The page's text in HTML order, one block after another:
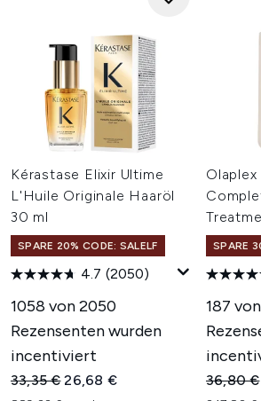
Kérastase Elixir Ultime
L'Huile Originale Haaröl
30 ml
SPARE 20% CODE: SALELF
4.7 (2050)
1058 von 2050
Rezensenten wurden
incentiviert
Unverbindliche Preisempfehlung:
33,35 €Aktueller Preis:
26,68 €
Olaplex
SPARE
187
36,80 €